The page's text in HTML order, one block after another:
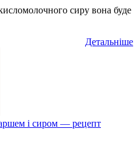
сиру вона буде
Детальніше
і сиром — рецепт